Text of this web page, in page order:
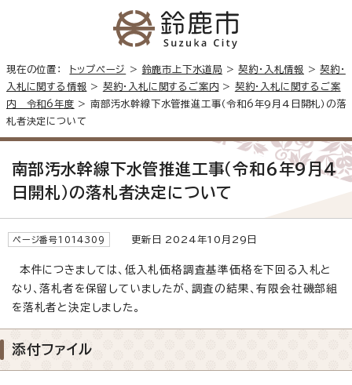
現在の位置： トップページ > 鈴鹿市上下水道局 >契約・入札情報 >契約・
入札に関する情報 > 契約・入札に関するご案内 > 契約・入札に関するご案
内 令和6年度 > 南部汚水幹線下水管推進工事（令和6年9月4日開札）の落
札者決定について
南部汚水幹線下水管推進工事（令和6年9月4
日開札）の落札者決定について
ページ番号1014309 更新日 2024年10月29日
本件につきましては、低入札価格調査基準価格を下回る入札と
なり、落札者を保留していましたが、調査の結果、有限会社磯部組
を落札者と決定しました。
添付ファイル